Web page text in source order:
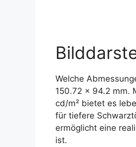
Welche
150.72 x 94.2 mm.
cd/m² bietet es
für tiefere
ermöglicht eine
ist.